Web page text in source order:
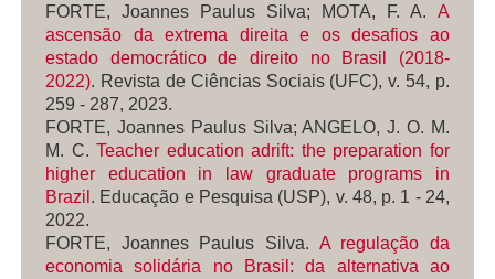
FORTE, Joannes Paulus Silva; MOTA, F. A. A
ascensão da extrema direita e os desafios ao
estado democrático de direito no Brasil (2018-
2022). Revista de Ciências Sociais (UFC), v. 54, p.
259 - 287, 2023.
FORTE, Joannes Paulus Silva; ANGELO, J. O. M.
M. C. Teacher education adrift: the preparation for
higher education in law graduate programs in
Brazil . Educação e Pesquisa (USP), v. 48, p. 1 - 24,
2022.
FORTE, Joannes Paulus Silva. A regulação da
economia solidária no Brasil: da alternativa ao